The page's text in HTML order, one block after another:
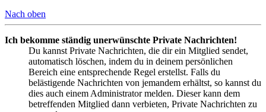
Nach oben
Ich bekomme ständig unerwünschte Private Nachrichten!
Du kannst Private Nachrichten, die dir ein Mitglied sendet,
automatisch löschen, indem du in deinem persönlichen
Bereich eine entsprechende Regel erstellst. Falls du
belästigende Nachrichten von jemandem erhältst, so kannst du
dies auch einem Administrator melden. Dieser kann dem
betreffenden Mitglied dann verbieten, Private Nachrichten zu